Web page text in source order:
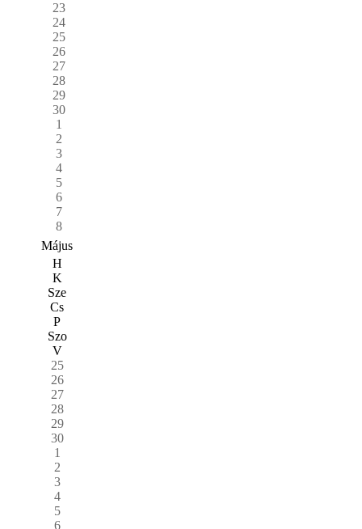
23
24
25
26
27
28
29
30
1
2
3
4
5
6
7
8
Május
H
K
Sze
Cs
P
Szo
V
25
26
27
28
29
30
1
2
3
4
5
6